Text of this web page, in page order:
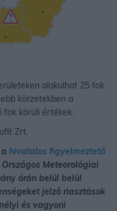
alakulhat 25 fok
körzetekben a
fok körüli értékek.
Zrt.
hivatalos figyelmeztető
Országos Meteorológiai
órán belül belül
jelző riasztások
és vagyoni